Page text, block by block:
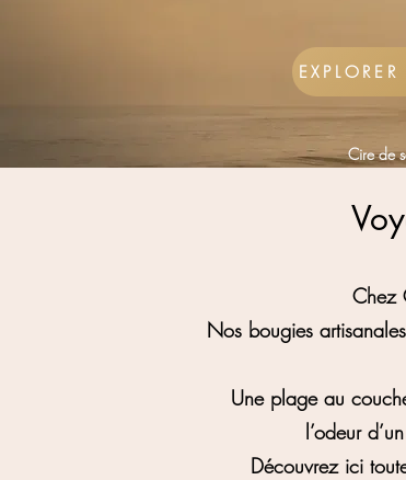
Cire de
Chez
Nos bougies
Une plage au
l’odeur
Découvrez ici